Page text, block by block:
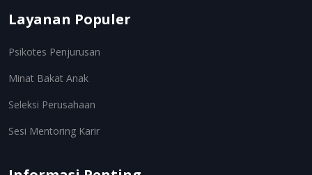
Layanan Populer
Psikotes Penjurusan
Minat Bakat Anak
Seleksi Perusahaan
Sesi Mentoring Karir